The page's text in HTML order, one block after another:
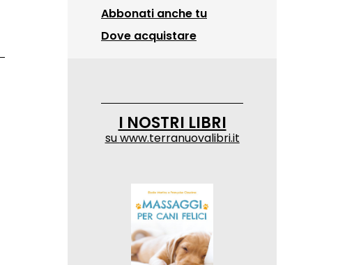
Abbonati anche tu
Dove acquistare
I NOSTRI LIBRI
suwww.terranuovalibri.it